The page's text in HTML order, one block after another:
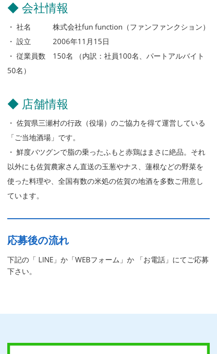
◆ 会社情報
・ 社名 株式会社fun function（ファンファンクション）
・ 設立 2006年11月15日
・ 従業員数 150名 （内訳：社員100名、パートアルバイト
50名）
◆ 店舗情報
・ 佐賀県三瀬村の行政（役場）のご協力を得て運営している
「ご当地酒場」です。
・ 鮮度バツグンで脂の乗ったふもと赤鶏はまさに絶品。それ
以外にも佐賀農家さん直送の玉葱やナス、蓮根などの野菜を
使った料理や、全国有数の米処の佐賀の地酒を多数ご用意し
ています。
応募後の流れ
下記の「 LINE」か「WEBフォーム」か 「お電話」にてご応募
下さい。